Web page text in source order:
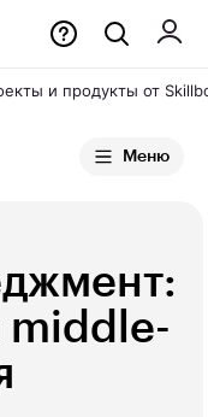
и продукты от
Меню
middle-